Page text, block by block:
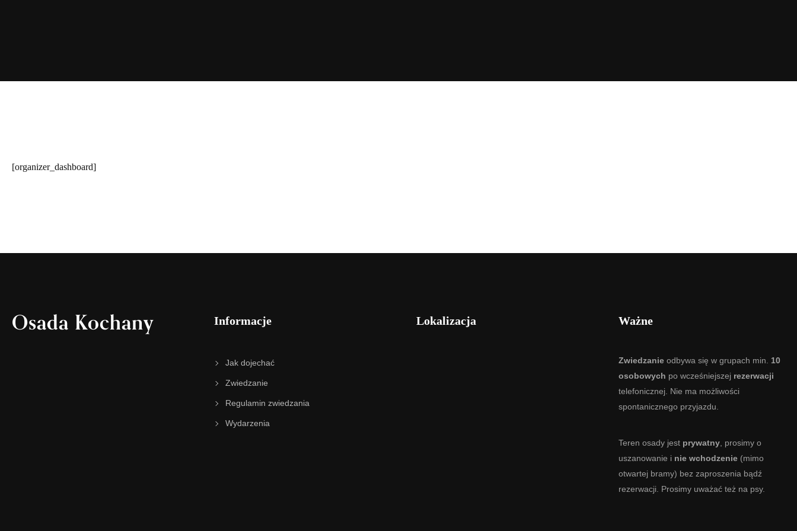
[organizer_dashboard]
Osada Kochany Informacje
Jak dojechać
Zwiedzanie
Regulamin zwiedzania
Wydarzenia
Lokalizacja Ważne
Zwiedzanie odbywa się w grupach min.
10
osobowych po wcześniejszej rezerwacji
telefonicznej. Nie ma możliwości
spontanicznego przyjazdu.
Teren osady jest prywatny , prosimy o
uszanowanie i nie wchodzenie (mimo
otwartej bramy) bez zaproszenia bądź
rezerwacji. Prosimy uważać też na psy.